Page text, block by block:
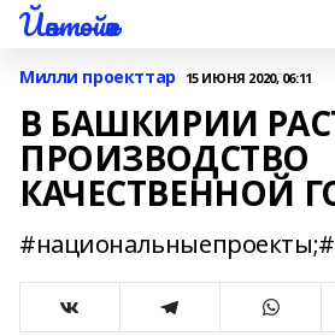
Йәнтөйәк
Милли проекттар 15 ИЮНЯ 2020, 06:11
В БАШКИРИИ
ПРОИЗВОДСТВО
КАЧЕСТВЕННОЙ